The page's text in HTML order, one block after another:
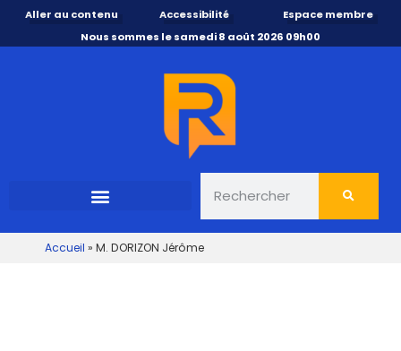
Aller au contenu Accessibilité
Espace membre
Nous sommes le samedi 8 août 2026 09h00
Accueil » M. DORIZON Jérôme